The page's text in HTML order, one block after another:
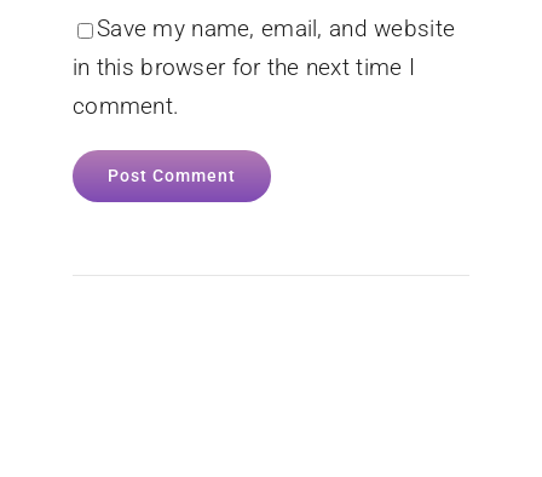
Save my name, email, and website
in this browser for the next time I
comment.